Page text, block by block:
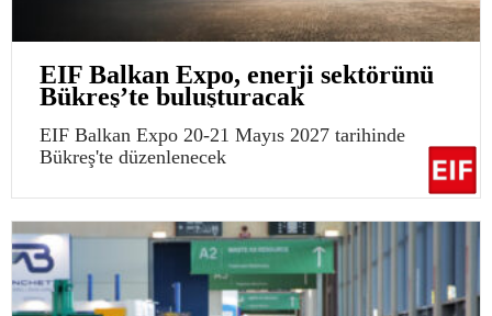
EIF Balkan Expo, enerji sektörünü
Bükreş’te buluşturacak
EIF Balkan Expo 20-21 Mayıs 2027 tarihinde
Bükreş'te düzenlenecek